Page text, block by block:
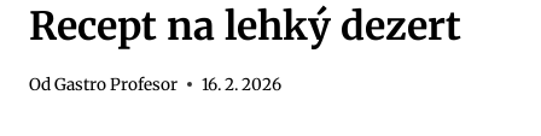
Recept na lehký dezert
OdGastro Profesor 16. 2. 2026